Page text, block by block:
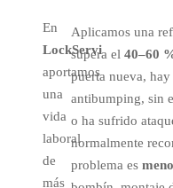
En
LockServi
aportamos
una
vida
laboral
de
más
Aplicamos una
supera el 40–60
puerta nueva, hay
antibumping, sin
o ha sufrido
normalmente
problema es